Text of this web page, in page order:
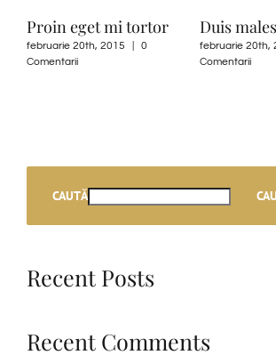
Proin eget mi tortor
februarie 20th, 2015
0
Comentarii
Duis
februarie 20th,
Comentarii
CAUTĂ
Recent Posts
Recent Comments